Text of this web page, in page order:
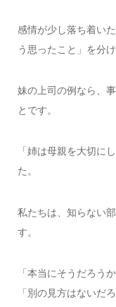
感情が少し落ち着い
う思ったこと」を分け
妹の上司の例なら、
とです。
「姉は母親を大切に
た。
私たちは、知らない
す。
「本当にそうだろうか
「別の見方はないだろ